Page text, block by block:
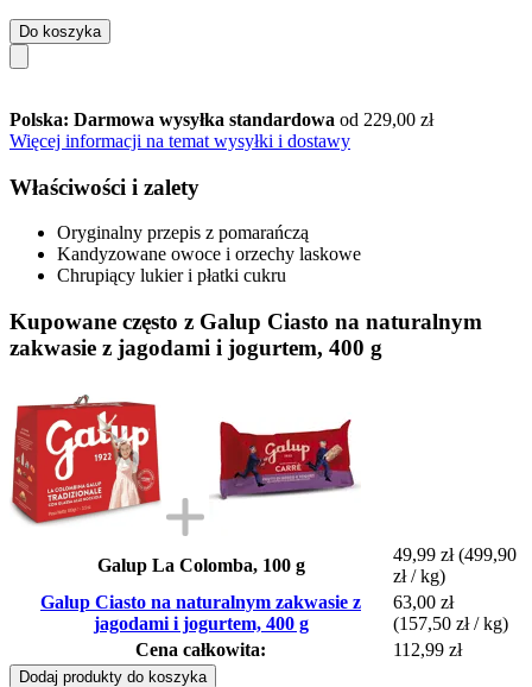
Do koszyka
Polska: Darmowa wysyłka standardowa od 229,00 zł
Więcej informacji na temat wysyłki i dostawy
Właściwości i zalety
Oryginalny przepis z pomarańczą
Kandyzowane owoce i orzechy laskowe
Chrupiący lukier i płatki cukru
Kupowane często z Galup Ciasto na naturalnym
zakwasie z jagodami i jogurtem, 400 g
Galup La Colomba, 100 g
49,99 zł (499,90
zł / kg)
Galup Ciasto na naturalnym zakwasie z
jagodami i jogurtem, 400 g
63,00 zł
(157,50 zł / kg)
Cena całkowita:
112,99 zł
Dodaj produkty do koszyka